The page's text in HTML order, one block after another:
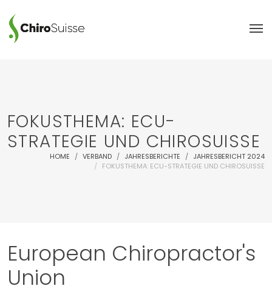
FOKUSTHEMA: ECU-
STRATEGIE UND CHIROSUISSE
HOME VERBAND JAHRESBERICHTE
JAHRESBERICHT 2024
FOKUSTHEMA: ECU-STRATEGIE UND CHIROSUISSE
European Chiropractor's
Union